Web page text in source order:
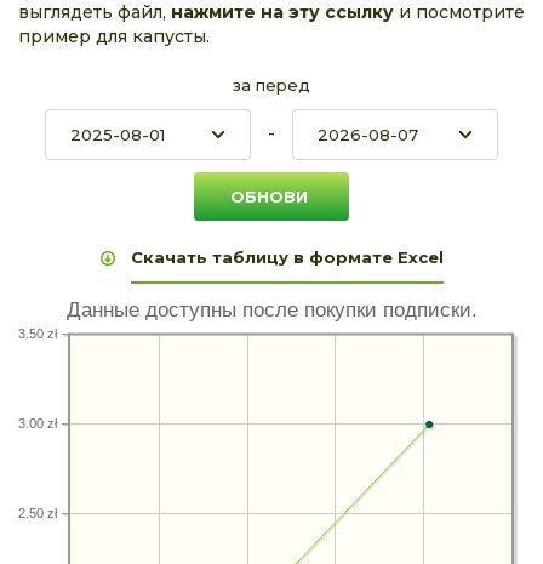
выглядеть файл, нажмите на эту ссылку и посмотрите
пример для капусты.
за перед
-
Скачать таблицу в формате Excel
Данные доступны после покупки подписки.
2.50 zł
3.00 zł
3.50 zł